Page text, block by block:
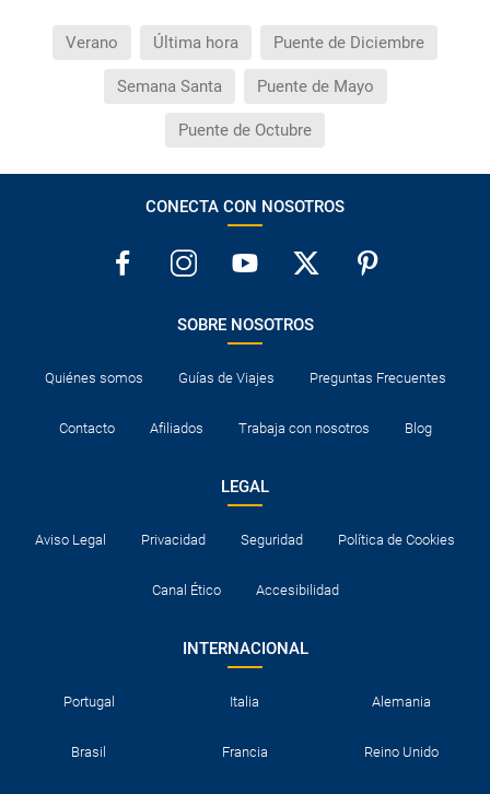
Verano Última hora Puente de Diciembre
Semana Santa Puente de Mayo
Puente de Octubre
CONECTA CON NOSOTROS
SOBRE NOSOTROS
Quiénes somos Guías de Viajes Preguntas Frecuentes
Contacto Afiliados Trabaja con nosotros Blog
LEGAL
Aviso Legal Privacidad Seguridad Política de Cookies
Canal Ético Accesibilidad
INTERNACIONAL
Portugal Italia Alemania
Brasil Francia Reino Unido